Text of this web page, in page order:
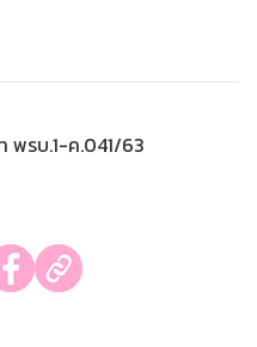
พรบ.1-ค.041/63